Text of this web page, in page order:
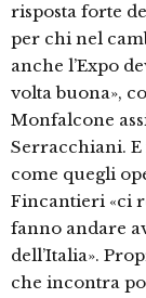
risposta forte
per chi nel
anche l’Expo
volta buona»,
Monfalcone
Serracchiani.
come quegli
Fincantieri «ci
fanno andare
dell’Italia».
che incontra